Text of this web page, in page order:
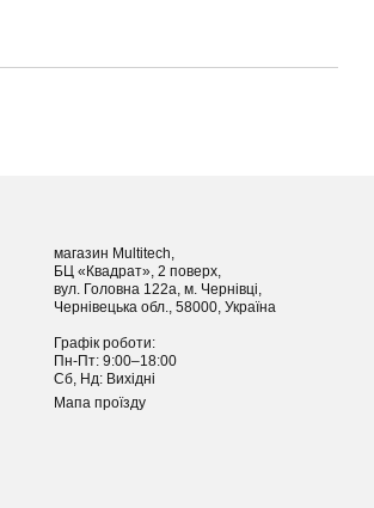
магазин Multitech,
БЦ «Квадрат», 2 поверх,
вул. Головна 122а, м. Чернівці,
Чернівецька обл., 58000, Україна
Графік роботи:
Пн-Пт: 9:00–18:00
Сб, Нд: Вихідні
Мапа проїзду